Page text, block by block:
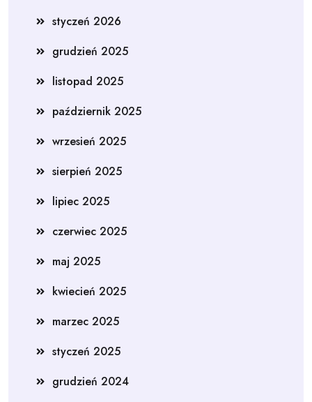
styczeń 2026
grudzień 2025
listopad 2025
październik 2025
wrzesień 2025
sierpień 2025
lipiec 2025
czerwiec 2025
maj 2025
kwiecień 2025
marzec 2025
styczeń 2025
grudzień 2024